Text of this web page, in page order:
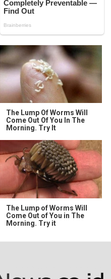
The Lump Of Worms Will
Come Out Of You In The
Morning. Try It
The Lump of Worms Will
Come Out of You in The
Morning. Try it